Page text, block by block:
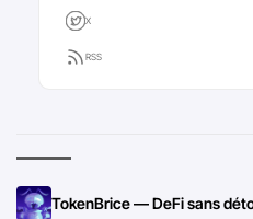
X
RSS
TokenBrice — DeFi sans